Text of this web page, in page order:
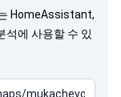
HomeAssistant,
석에 사용할 수 있